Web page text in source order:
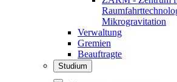
Mikrogravitation
Verwaltung
Gremien
Beauftragte
Studium